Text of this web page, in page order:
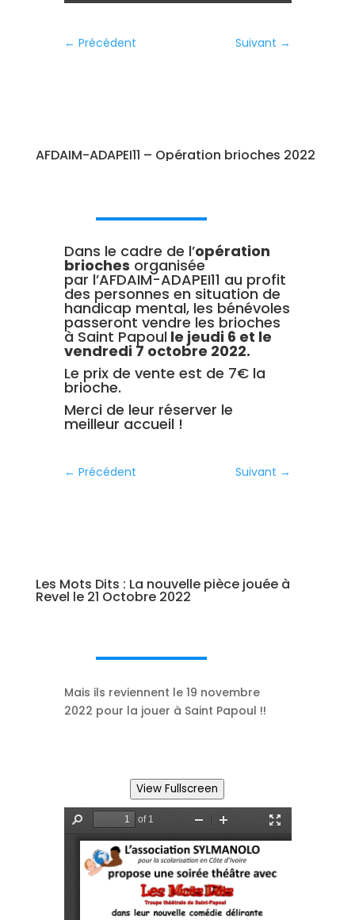
← Précédent Suivant →
AFDAIM-ADAPEI11 – Opération brioches 2022
Dans le cadre de l’opération
brioches organisée
par l’AFDAIM-ADAPEI11 au profit
des personnes en situation de
handicap mental, les bénévoles
passeront vendre les brioches
à Saint Papoul le jeudi 6 et le
vendredi 7 octobre 2022.
Le prix de vente est de 7€ la
brioche.
Merci de leur réserver le
meilleur accueil !
← Précédent Suivant →
Les Mots Dits : La nouvelle pièce jouée à
Revel le 21 Octobre 2022
Mais ils reviennent le 19 novembre
2022 pour la jouer à Saint Papoul !!
View Fullscreen